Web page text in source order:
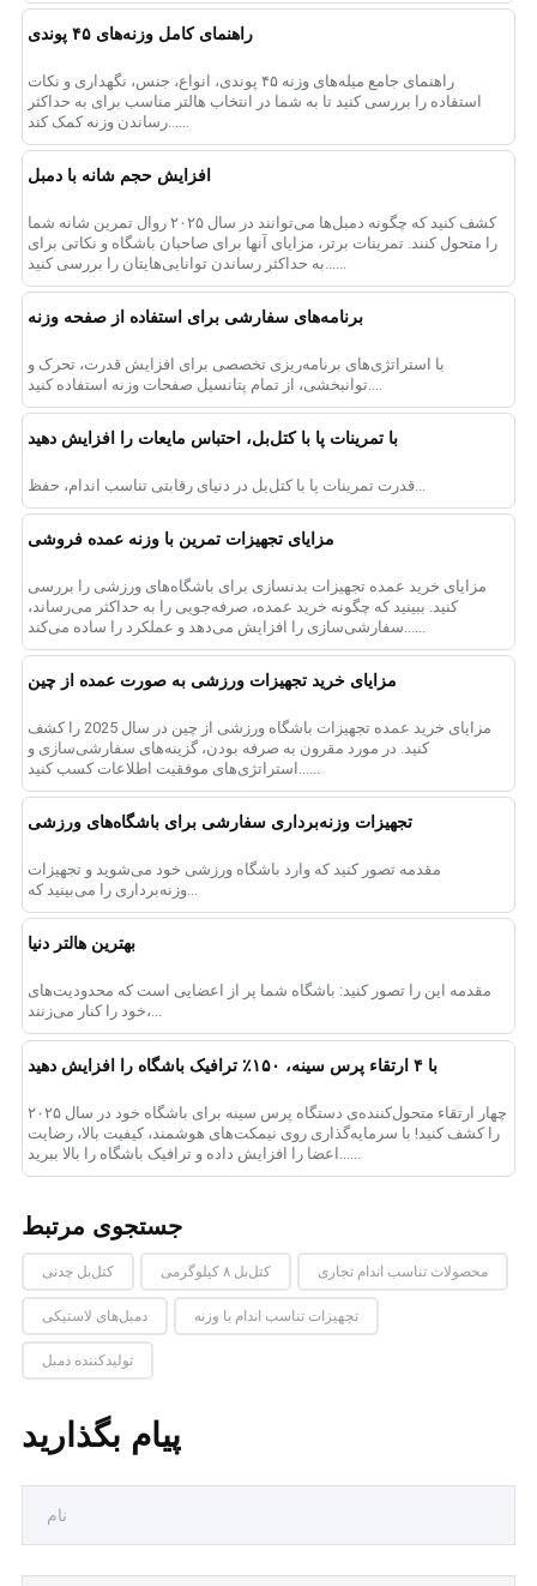
راهنمای کامل وزنه‌های ۴۵ پوندی
راهنمای جامع میله‌های وزنه ۴۵ پوندی، انواع، جنس، نگهداری و نکات
استفاده را بررسی کنید تا به شما در انتخاب هالتر مناسب برای به حداکثر
افزایش حجم شانه با دمبل
کشف کنید که چگونه دمبل‌ها می‌توانند در سال ۲۰۲۵ روال تمرین شانه شما
را متحول کنند. تمرینات برتر، مزایای آنها برای صاحبان باشگاه و نکاتی برای
برنامه‌های سفارشی برای استفاده از صفحه وزنه
با استراتژی‌های برنامه‌ریزی تخصصی برای افزایش قدرت، تحرک و
با تمرینات پا با کتل‌بل، احتباس مایعات را افزایش دهید
مزایای تجهیزات تمرین با وزنه عمده فروشی
مزایای خرید عمده تجهیزات بدنسازی برای باشگاه‌های ورزشی را بررسی
کنید. ببینید که چگونه خرید عمده، صرفه‌جویی را به حداکثر می‌رساند،
سفارشی‌سازی را افزایش می‌دهد و عملکرد را ساده می‌کند......
مزایای خرید تجهیزات ورزشی به صورت عمده از چین
مزایای خرید عمده تجهیزات باشگاه ورزشی از چین در سال 2025 را کشف
کنید. در مورد مقرون به صرفه بودن، گزینه‌های سفارشی‌سازی و
استراتژی‌های موفقیت اطلاعات کسب کنید......
تجهیزات وزنه‌برداری سفارشی برای باشگاه‌های ورزشی
مقدمه تصور کنید که وارد باشگاه ورزشی خود می‌شوید و تجهیزات
وزنه‌برداری را می‌بینید که...
بهترین هالتر دنیا
مقدمه این را تصور کنید: باشگاه شما پر از اعضایی است که محدودیت‌های
خود را کنار می‌زنند،...
با ۴ ارتقاء پرس سینه، ۱۵۰٪ ترافیک باشگاه را افزایش دهید
چهار ارتقاء متحول‌کننده‌ی دستگاه پرس سینه برای باشگاه خود در سال ۲۰۲۵
را کشف کنید! با سرمایه‌گذاری روی نیمکت‌های هوشمند، کیفیت بالا، رضایت
جستجوی مرتبط
کتل‌بل چدنی کتل‌بل ۸ کیلوگرمی محصولات تناسب اندام تجاری
دمبل‌های لاستیکی تجهیزات تناسب اندام با وزنه
تولیدکننده دمبل
پیام بگذارید